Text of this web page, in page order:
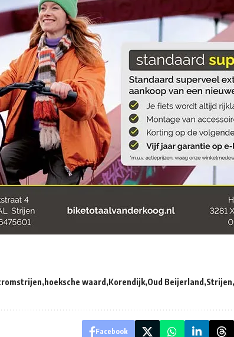
hoeksche waard Korendijk Oud Beijerland Strijen
Facebook